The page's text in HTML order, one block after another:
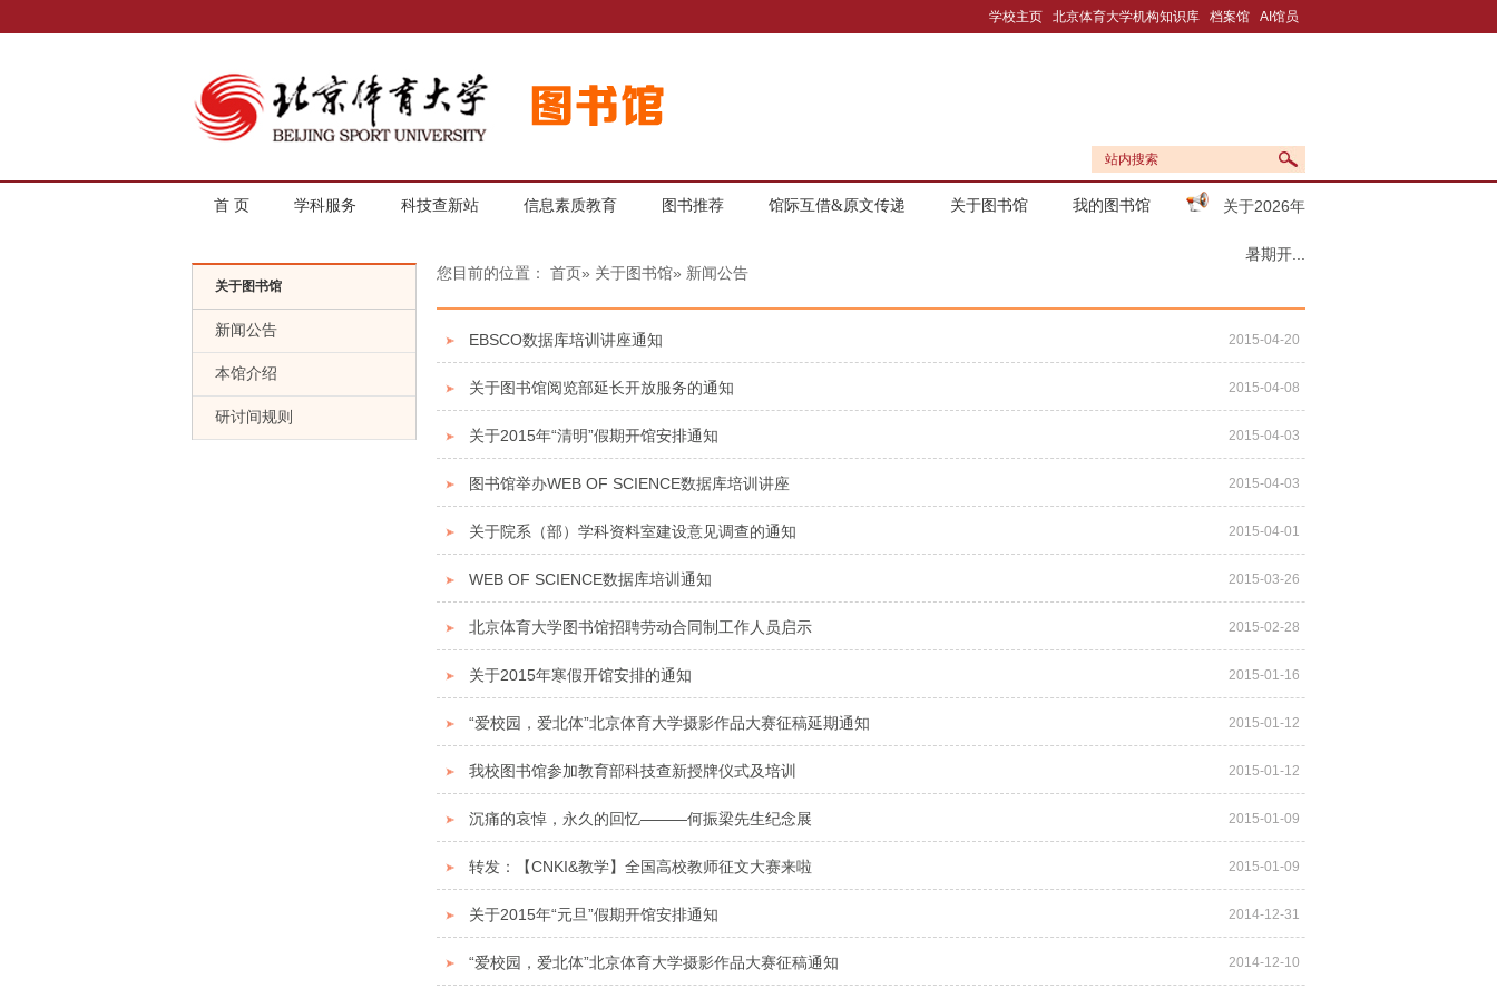
学校主页 北京体育大学机构知识库 档案馆 AI馆员
首 页 学科服务 科技查新站 信息素质教育 图书推荐 馆际互借&原文传递 关于图书馆 我的图书馆 关于2026年
暑期开...
关于图书馆
新闻公告
本馆介绍
研讨间规则
您目前的位置： 首页» 关于图书馆» 新闻公告
EBSCO数据库培训讲座通知 2015-04-20
关于图书馆阅览部延长开放服务的通知 2015-04-08
关于2015年“清明”假期开馆安排通知 2015-04-03
图书馆举办WEB OF SCIENCE数据库培训讲座 2015-04-03
关于院系（部）学科资料室建设意见调查的通知 2015-04-01
WEB OF SCIENCE数据库培训通知 2015-03-26
北京体育大学图书馆招聘劳动合同制工作人员启示 2015-02-28
关于2015年寒假开馆安排的通知 2015-01-16
“爱校园，爱北体”北京体育大学摄影作品大赛征稿延期通知 2015-01-12
我校图书馆参加教育部科技查新授牌仪式及培训 2015-01-12
沉痛的哀悼，永久的回忆———何振梁先生纪念展 2015-01-09
转发：【CNKI&教学】全国高校教师征文大赛来啦 2015-01-09
关于2015年“元旦”假期开馆安排通知 2014-12-31
“爱校园，爱北体”北京体育大学摄影作品大赛征稿通知 2014-12-10